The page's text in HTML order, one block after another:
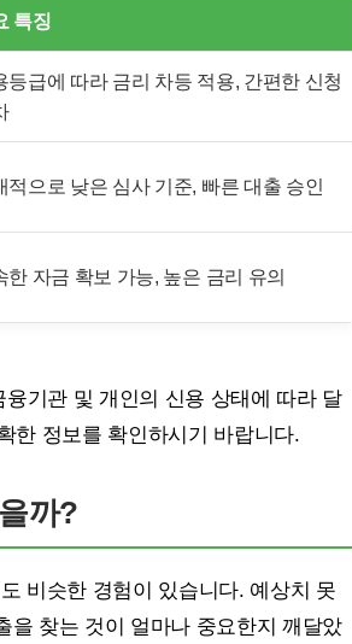
특징
등급에 따라 금리 차등 적용, 간편한 신청
적으로 낮은 심사 기준, 빠른 대출 승인
한 자금 확보 가능, 높은 금리 유의
기관 및 개인의 신용 상태에 따라 달
한 정보를 확인하시기 바랍니다.
까?
비슷한 경험이 있습니다. 예상치 못
을 찾는 것이 얼마나 중요한지 깨달았